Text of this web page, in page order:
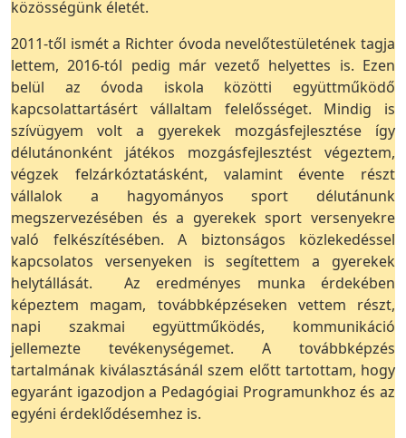
közösségünk életét.
2011-től ismét a Richter óvoda nevelőtestületének tagja
lettem, 2016-tól pedig már vezető helyettes is. Ezen
belül az óvoda iskola közötti együttműködő
kapcsolattartásért vállaltam felelősséget. Mindig is
szívügyem volt a gyerekek mozgásfejlesztése így
délutánonként játékos mozgásfejlesztést végeztem,
végzek felzárkóztatásként, valamint évente részt
vállalok a hagyományos sport délutánunk
megszervezésében és a gyerekek sport versenyekre
való felkészítésében. A biztonságos közlekedéssel
kapcsolatos versenyeken is segítettem a gyerekek
helytállását. Az eredményes munka érdekében
képeztem magam, továbbképzéseken vettem részt,
napi szakmai együttműködés, kommunikáció
jellemezte tevékenységemet. A továbbképzés
tartalmának kiválasztásánál szem előtt tartottam, hogy
egyaránt igazodjon a Pedagógiai Programunkhoz és az
egyéni érdeklődésemhez is.